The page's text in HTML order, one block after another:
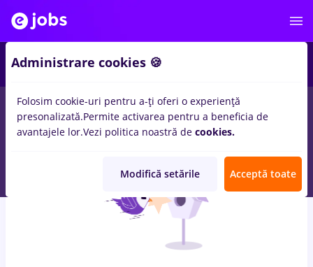
locuri de muncaprime kapital, Part timeinIasi (Iasi)
StudentinMedicina / Sanatate
Administrare cookies 🍪
Folosim cookie-uri pentru a-ți oferi o experiență
presonalizată.Permite activarea pentru a beneficia de
avantajele lor.Vezi politica noastră de cookies.
Modifică setările Acceptă toate